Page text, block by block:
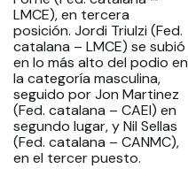
LMCE), en tercera
posición. Jordi Triulzi (Fed.
catalana – LMCE) se subió
en lo más alto del podio en
la categoría masculina,
seguido por Jon Martinez
(Fed. catalana – CAEI) en
segundo lugar, y Nil Sellas
(Fed. catalana – CANMC),
en el tercer puesto.